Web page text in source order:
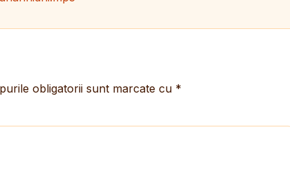
obligatorii sunt marcate cu *